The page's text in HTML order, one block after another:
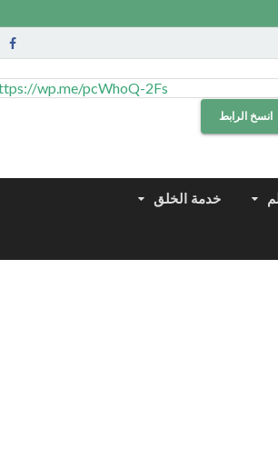
انسخ الرابط
خدمة الخلق